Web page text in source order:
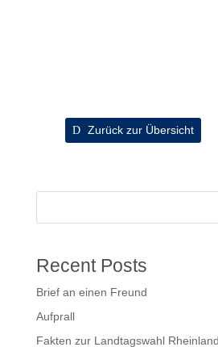
Zurück zur Übersicht
Recent Posts
Brief an einen Freund
Aufprall
Fakten zur Landtagswahl